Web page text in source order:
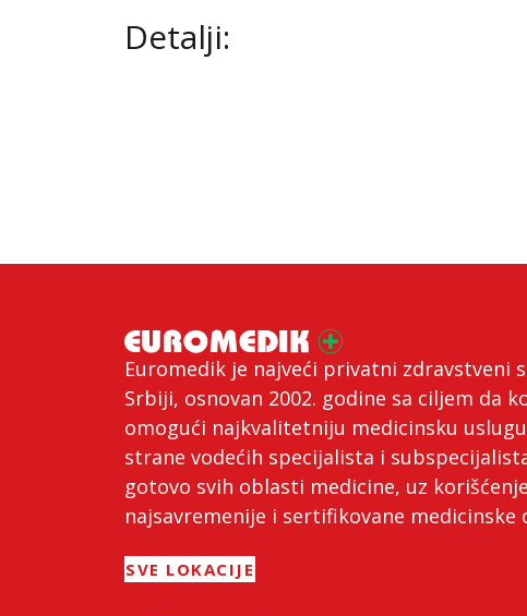
Detalji:
Euromedik je najveći privatni zdravstveni
Srbiji, osnovan 2002. godine sa ciljem da
omogući najkvalitetniju medicinsku
strane vodećih specijalista i
gotovo svih oblasti medicine, uz korišćenje
najsavremenije i sertifikovane medicinske
SVE LOKACIJE